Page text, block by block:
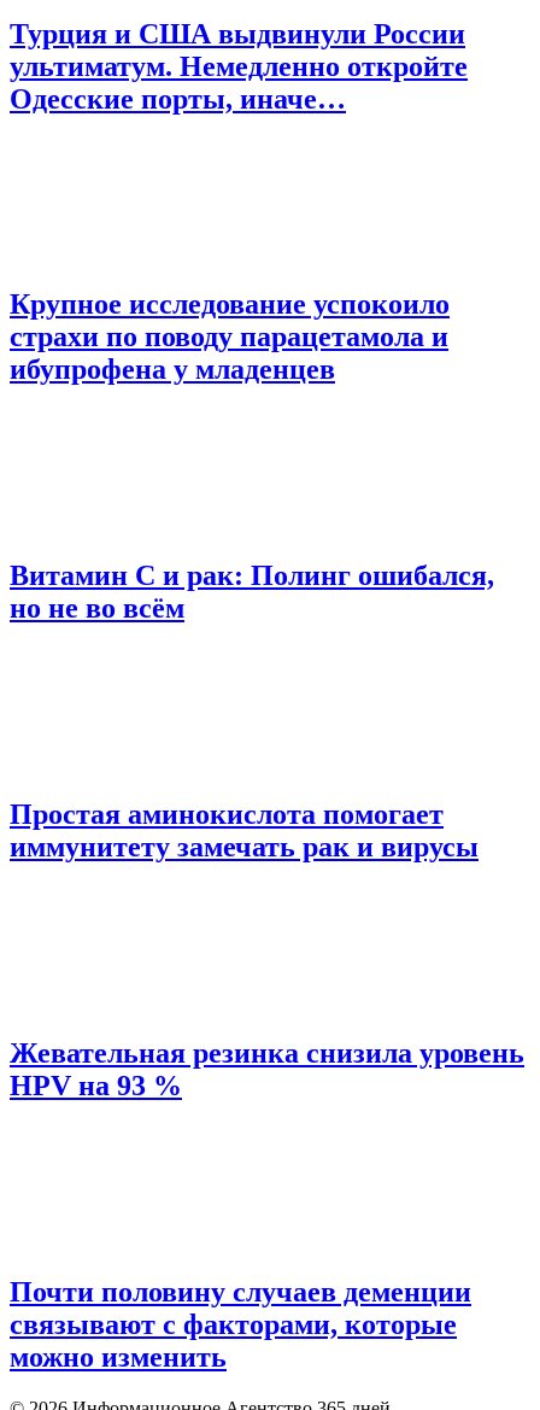
Турция и США выдвинули России
ультиматум. Немедленно откройте
Одесские порты, иначе…
Крупное исследование успокоило
страхи по поводу парацетамола и
ибупрофена у младенцев
Витамин C и рак: Полинг ошибался,
но не во всём
Простая аминокислота помогает
иммунитету замечать рак и вирусы
Жевательная резинка снизила уровень
HPV на 93 %
Почти половину случаев деменции
связывают с факторами, которые
можно изменить